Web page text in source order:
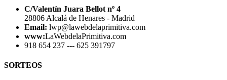
C/Valentín Juara Bellot nº 4
28806 Alcalá de Henares - Madrid
Email: lwp@lawebdelaprimitiva.com
www:LaWebdelaPrimitiva.com
918 654 237 --- 625 391797
SORTEOS